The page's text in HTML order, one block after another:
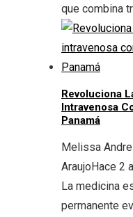
que combina
Revoluciona
Intravenosa
Panamá
Melissa
AraujoHace 2
La medicina
permanente